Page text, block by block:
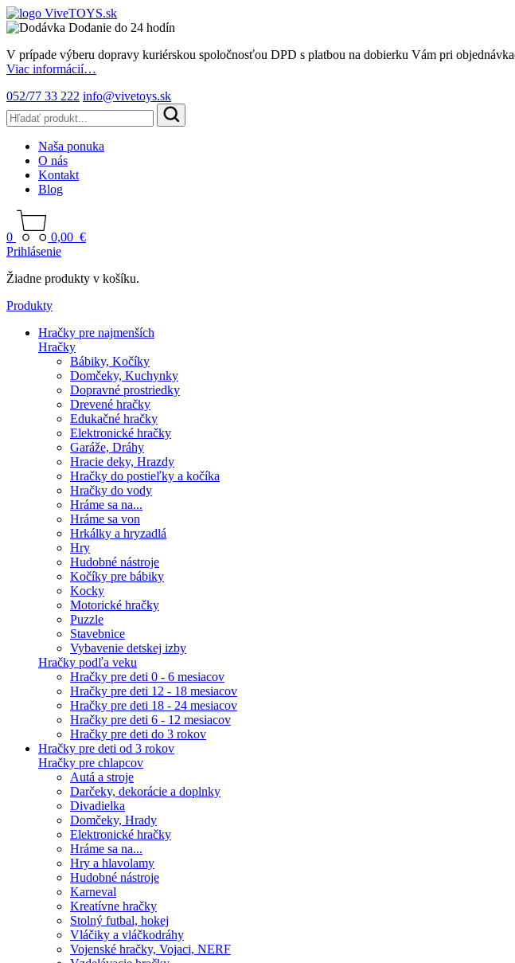
Dodanie do 24 hodín
V prípade výberu dopravy kuriérskou spoločnosťou DPD s platbou na dobierku Vám pri
Viac informácií…
052/77 33 222 info@vivetoys.sk
Naša ponuka
O nás
Kontakt
Blog
0 0,00 €
Prihlásenie
Žiadne produkty v košíku.
Produkty
Hračky pre najmenších
Hračky
Bábiky, Kočíky
Domčeky, Kuchynky
Dopravné prostriedky
Drevené hračky
Edukačné hračky
Elektronické hračky
Garáže, Dráhy
Hracie deky, Hrazdy
Hračky do postieľky a kočíka
Hračky do vody
Hráme sa na...
Hráme sa von
Hrkálky a hryzadlá
Hry
Hudobné nástroje
Kočíky pre bábiky
Kocky
Motorické hračky
Puzzle
Stavebnice
Vybavenie detskej izby
Hračky podľa veku
Hračky pre deti 0 - 6 mesiacov
Hračky pre deti 12 - 18 mesiacov
Hračky pre deti 18 - 24 mesiacov
Hračky pre deti 6 - 12 mesiacov
Hračky pre deti do 3 rokov
Hračky pre deti od 3 rokov
Hračky pre chlapcov
Autá a stroje
Darčeky, dekorácie a doplnky
Divadielka
Domčeky, Hrady
Elektronické hračky
Hráme sa na...
Hry a hlavolamy
Hudobné nástroje
Karneval
Kreatívne hračky
Stolný futbal, hokej
Vláčiky a vláčkodráhy
Vojenské hračky, Vojaci, NERF